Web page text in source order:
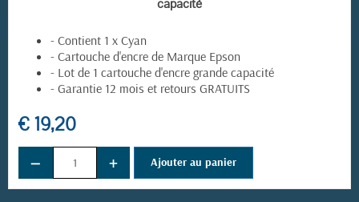
capacité
- Contient 1 x Cyan
- Cartouche d'encre de Marque Epson
- Lot de 1 cartouche d'encre grande capacité
- Garantie 12 mois et retours GRATUITS
€ 19,20
− + Ajouter au panier